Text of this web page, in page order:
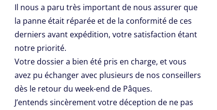
Il nous a paru très important de nous assurer que
la panne était réparée et de la conformité de ces
derniers avant expédition, votre satisfaction étant
notre priorité.
Votre dossier a bien été pris en charge, et vous
avez pu échanger avec plusieurs de nos conseillers
dès le retour du week-end de Pâques.
J’entends sincèrement votre déception de ne pas